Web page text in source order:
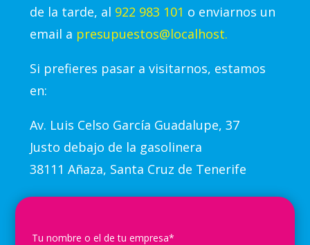
de la tarde, al 922 983 101 o enviarnos un
email a presupuestos@localhost.
Si prefieres pasar a visitarnos, estamos
en:
Av. Luis Celso García Guadalupe, 37
Justo debajo de la gasolinera
38111 Añaza, Santa Cruz de Tenerife
Tu nombre o el de tu empresa*